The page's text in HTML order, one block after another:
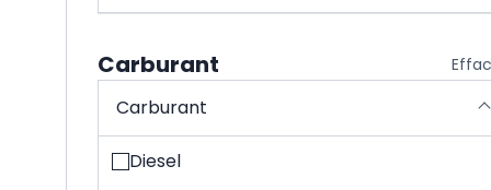
Carburant
Carburant
Diesel